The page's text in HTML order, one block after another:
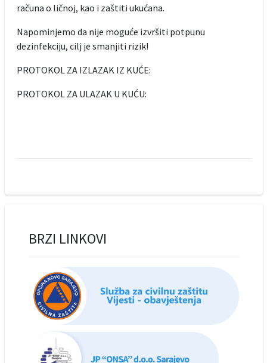
računa o ličnoj, kao i zaštiti ukućana.
Napominjemo da nije moguće izvršiti potpunu
dezinfekciju, cilj je smanjiti rizik!
PROTOKOL ZA IZLAZAK IZ KUĆE:
PROTOKOL ZA ULAZAK U KUĆU:
BRZI LINKOVI